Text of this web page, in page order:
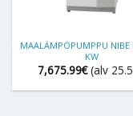
MAALÄMPÖPUMPPU NIBE
KW
7,675.99€ (alv